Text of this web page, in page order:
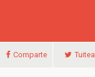
Comparte Tuitea